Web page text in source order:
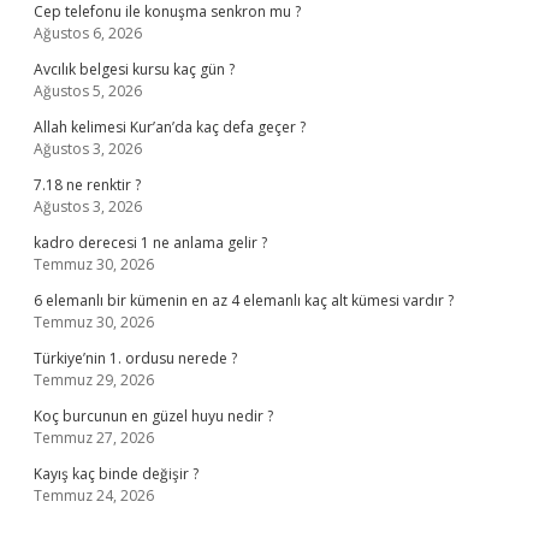
Cep telefonu ile konuşma senkron mu ?
Ağustos 6, 2026
Avcılık belgesi kursu kaç gün ?
Ağustos 5, 2026
Allah kelimesi Kur’an’da kaç defa geçer ?
Ağustos 3, 2026
7.18 ne renktir ?
Ağustos 3, 2026
kadro derecesi 1 ne anlama gelir ?
Temmuz 30, 2026
6 elemanlı bir kümenin en az 4 elemanlı kaç alt kümesi vardır ?
Temmuz 30, 2026
Türkiye’nin 1. ordusu nerede ?
Temmuz 29, 2026
Koç burcunun en güzel huyu nedir ?
Temmuz 27, 2026
Kayış kaç binde değişir ?
Temmuz 24, 2026